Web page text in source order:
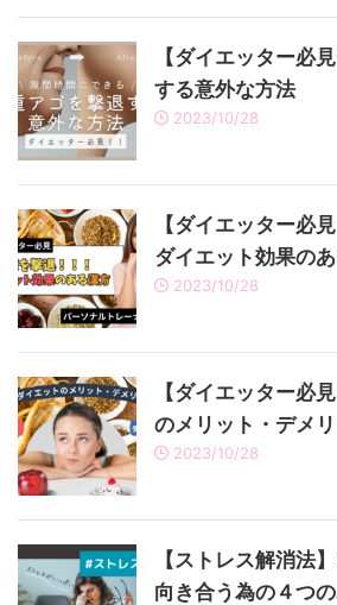
【ダイエッター必
する意外な方法
2023/10/28
【ダイエッター必
ダイエット効果の
2023/10/28
【ダイエッター必
のメリット・デメ
2023/10/28
【ストレス解消法
向き合う為の４つ